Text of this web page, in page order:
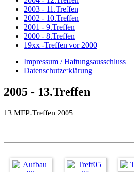
2003 - 11.Treffen
2002 - 10.Treffen
2001 - 9.Treffen
2000 - 8.Treffen
19xx -Treffen vor 2000
Impressum / Haftungsausschluss
Datenschutzerklärung
2005 - 13.Treffen
13.MFP-Treffen 2005